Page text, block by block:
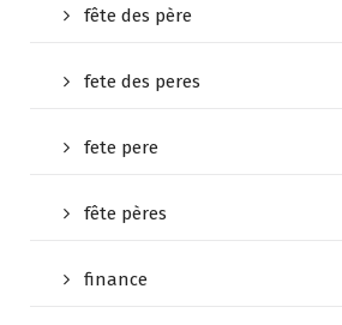
fête des père
fete des peres
fete pere
fête pères
finance